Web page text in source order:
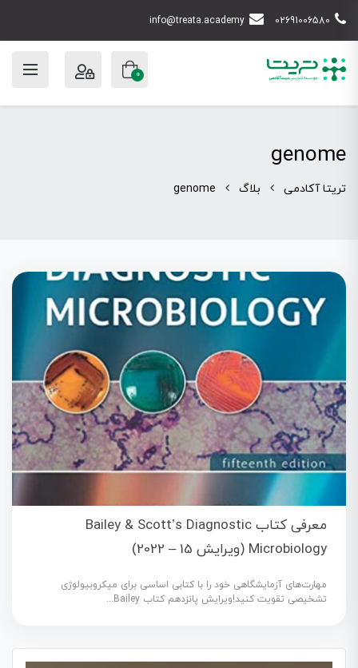
02691006580
info@treata.academy
0
genome
تریتا آکادمی بلاگ genome
معرفی کتاب Bailey & Scott’s Diagnostic
Microbiology (ویرایش 15 – 2022)
مهارت‌های آزمایشگاهی خود را با کتابی اساسی برای میکروبیولوژی
تشخیصی تقویت کنید!ویرایش پانزدهم کتاب Bailey...